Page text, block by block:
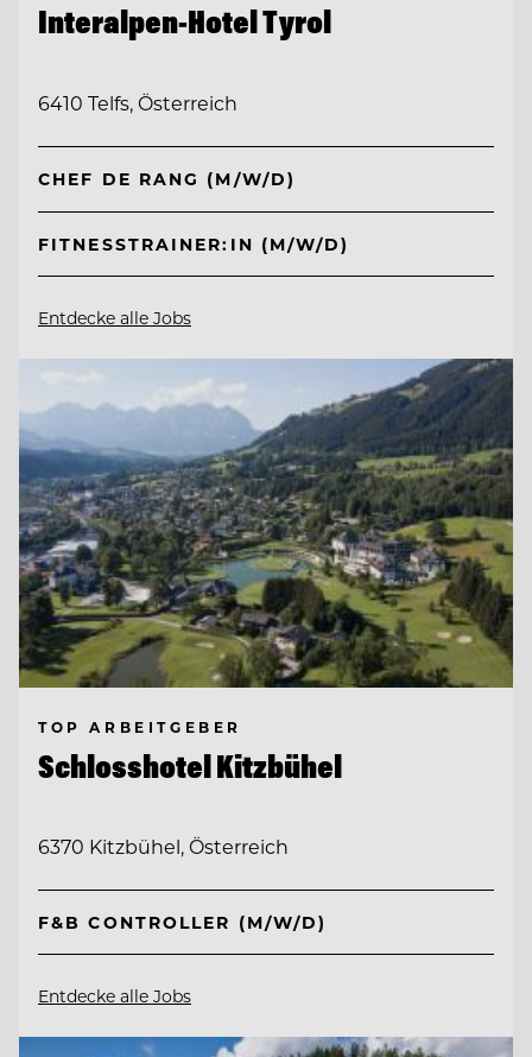
Interalpen-Hotel Tyrol
6410 Telfs, Österreich
CHEF DE RANG (M/W/D)
FITNESSTRAINER:IN (M/W/D)
Entdecke alle Jobs
TOP ARBEITGEBER
Schlosshotel Kitzbühel
6370 Kitzbühel, Österreich
F&B CONTROLLER (M/W/D)
Entdecke alle Jobs